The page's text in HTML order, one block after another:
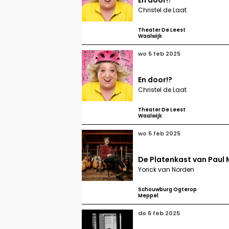
Christel de Laat
Theater De Leest
Waalwijk
wo 5 feb 2025
En door!?
Christel de Laat
Theater De Leest
Waalwijk
wo 5 feb 2025
De Platenkast van Paul
Yorick van Norden
Schouwburg Ogterop
Meppel
do 6 feb 2025